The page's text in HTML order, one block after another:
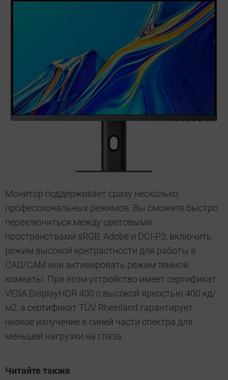
Монитор поддерживает сразу несколько
профессиональных режимов. Вы сможете быстро
переключиться между цветовыми
пространствами sRGB, Adobe и DCI-P3, включить
режим высокой контрастности для работы в
CAD/CAM или активировать режим темной
комнаты. При этом устройство имеет сертификат
VESA DisplayHDR 400 с высокой яркостью 400 кд/
м2, а сертификат TÜV Rheinland гарантирует
низкое излучение в синей части спектра для
меньшей нагрузки на глаза.
Читайте также